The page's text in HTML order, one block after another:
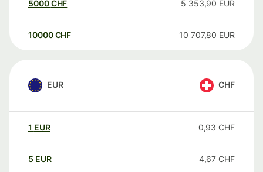
5000CHF 5 353,90 EUR
10000 CHF 10 707,80 EUR
EUR CHF
1 EUR 0,93 CHF
5 EUR 4,67 CHF